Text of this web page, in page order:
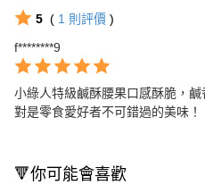
5 ( 1 則評價 )
f********9
小綠人特級鹹酥腰果口感酥脆，
對是零食愛好者不可錯過的美味！
🔻你可能會喜歡